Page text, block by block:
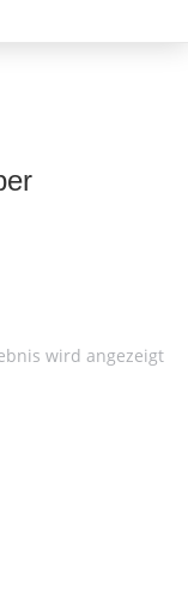
wird angezeigt